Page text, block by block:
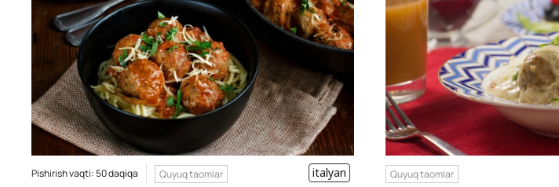
Pishirish vaqti: 50 daqiqa Quyuq taomlar italyan Quyuq taomlar